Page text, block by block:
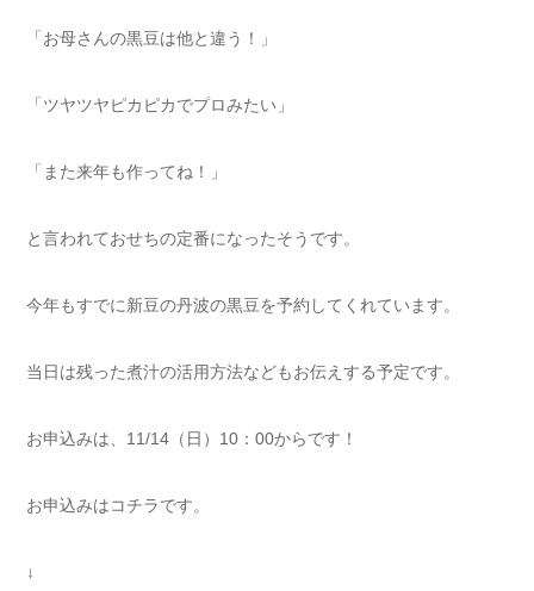
「お母さんの黒豆は他と違う！」
「ツヤツヤピカピカでプロみたい」
「また来年も作ってね！」
と言われておせちの定番になったそうです。
今年もすでに新豆の丹波の黒豆を予約してくれています。
当日は残った煮汁の活用方法などもお伝えする予定です。
お申込みは、11/14（日）10：00からです！
お申込みはコチラです。
↓